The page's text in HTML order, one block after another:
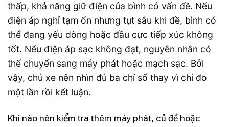
thấp, khả năng giữ điện của bình có vấn đề. Nếu
điện áp nghỉ tạm ổn nhưng tụt sâu khi đề, bình có
thể đang yếu dòng hoặc đầu cực tiếp xúc không
tốt. Nếu điện áp sạc không đạt, nguyên nhân có
thể chuyển sang máy phát hoặc mạch sạc. Bởi
vậy, chủ xe nên nhìn đủ ba chỉ số thay vì chỉ đo
một lần rồi kết luận.
Khi nào nên kiểm tra thêm máy phát, củ đề hoặc